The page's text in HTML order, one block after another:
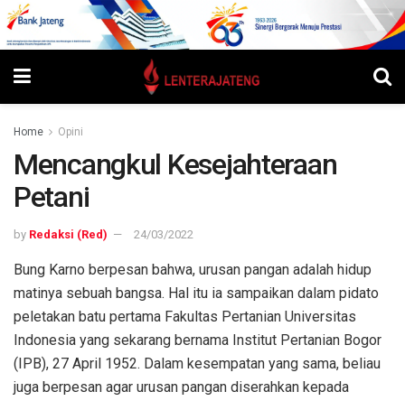
Home Opini
Mencangkul Kesejahteraan
Petani
by Redaksi (Red) 24/03/2022
Bung Karno berpesan bahwa, urusan pangan adalah hidup
matinya sebuah bangsa. Hal itu ia sampaikan dalam pidato
peletakan batu pertama Fakultas Pertanian Universitas
Indonesia yang sekarang bernama Institut Pertanian Bogor
(IPB), 27 April 1952. Dalam kesempatan yang sama, beliau
juga berpesan agar urusan pangan diserahkan kepada